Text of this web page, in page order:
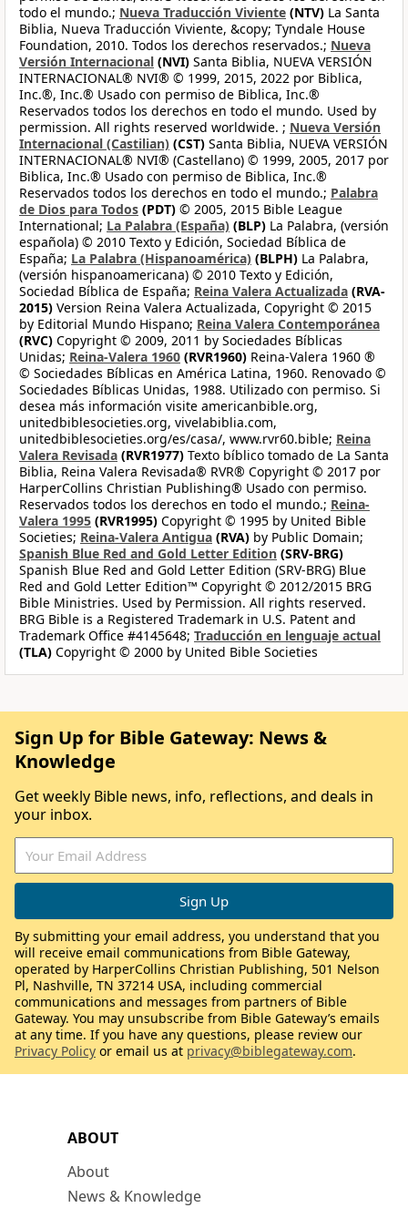
todo el mundo.; Nueva Traducción Viviente (NTV) La Santa
Biblia, Nueva Traducción Viviente, &copy; Tyndale House
Foundation, 2010. Todos los derechos reservados.; Nueva
Versión Internacional (NVI) Santa Biblia, NUEVA VERSIÓN
INTERNACIONAL® NVI® © 1999, 2015, 2022 por Biblica,
Inc.®, Inc.® Usado con permiso de Biblica, Inc.®
Reservados todos los derechos en todo el mundo. Used by
permission. All rights reserved worldwide. ; Nueva Versión
Internacional (Castilian) (CST) Santa Biblia, NUEVA VERSIÓN
INTERNACIONAL® NVI® (Castellano) © 1999, 2005, 2017 por
Biblica, Inc.® Usado con permiso de Biblica, Inc.®
Reservados todos los derechos en todo el mundo.; Palabra
de Dios para Todos (PDT) © 2005, 2015 Bible League
International; La Palabra (España) (BLP) La Palabra, (versión
española) © 2010 Texto y Edición, Sociedad Bíblica de
España; La Palabra (Hispanoamérica) (BLPH) La Palabra,
(versión hispanoamericana) © 2010 Texto y Edición,
Sociedad Bíblica de España; Reina Valera Actualizada (RVA-
2015) Version Reina Valera Actualizada, Copyright © 2015
by Editorial Mundo Hispano; Reina Valera Contemporánea
(RVC) Copyright © 2009, 2011 by Sociedades Bíblicas
Unidas; Reina-Valera 1960 (RVR1960) Reina-Valera 1960 ®
© Sociedades Bíblicas en América Latina, 1960. Renovado ©
Sociedades Bíblicas Unidas, 1988. Utilizado con permiso. Si
desea más información visite americanbible.org,
unitedbiblesocieties.org, vivelabiblia.com,
unitedbiblesocieties.org/es/casa/, www.rvr60.bible; Reina
Valera Revisada (RVR1977) Texto bíblico tomado de La Santa
Biblia, Reina Valera Revisada® RVR® Copyright © 2017 por
HarperCollins Christian Publishing® Usado con permiso.
Reservados todos los derechos en todo el mundo.; Reina-
Valera 1995 (RVR1995) Copyright © 1995 by United Bible
Societies; Reina-Valera Antigua (RVA) by Public Domain;
Spanish Blue Red and Gold Letter Edition (SRV-BRG)
Spanish Blue Red and Gold Letter Edition (SRV-BRG) Blue
Red and Gold Letter Edition™ Copyright © 2012/2015 BRG
Bible Ministries. Used by Permission. All rights reserved.
BRG Bible is a Registered Trademark in U.S. Patent and
Trademark Office #4145648; Traducción en lenguaje actual
(TLA) Copyright © 2000 by United Bible Societies
ABOUT
About
News & Knowledge
Sign Up for Bible Gateway: News &
Knowledge
Get weekly Bible news, info, reflections, and deals in
your inbox.
By submitting your email address, you understand that you
will receive email communications from Bible Gateway,
operated by HarperCollins Christian Publishing, 501 Nelson
Pl, Nashville, TN 37214 USA, including commercial
communications and messages from partners of Bible
Gateway. You may unsubscribe from Bible Gateway’s emails
at any time. If you have any questions, please review our
Privacy Policy or email us at privacy@biblegateway.com.